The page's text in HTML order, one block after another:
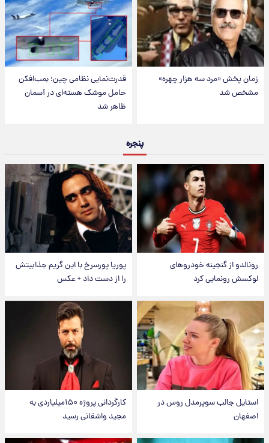
زمان پخش «مرد سه هزار چهره»
مشخص شد
قدرت‌نمایی نظامی چین؛ بمب‌افکن
حامل موشک هسته‌ای در آسمان
ظاهر شد
پنجره
رونالدو از گنجینه خودروهای
لوکسش رونمایی کرد
پوریا پورسرخ با این گریم جذابیتش
را از دست داد + عکس
استایل جالب سوپرمدل روس در
اصفهان
کارگردانی پروژه ۱۵۰میلیاردی به
مجید واشقانی رسید